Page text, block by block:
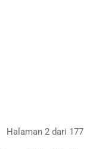
Halaman 2 dari 177